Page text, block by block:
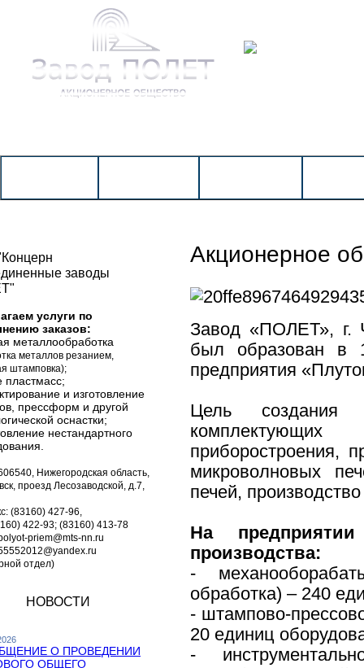
заводы
услуги по
заказов:
металлообработка
металлов резанием,
штамповка);
пластмасс;
и изготовление
прессформ и другой
оснастки;
нестандартного
Нижегородская область,
проезд Лесозаводской, д.7,
(83160) 427-96,
422-93; (83160) 413-78
priem@mts-nn.ru
отдел)
НОВОСТИ
О ПРОВЕДЕНИИ
ОБЩЕГО
Акционерное
Завод «ПОЛЕТ», г.
был образован в
предприятия
Цель создания
приборостроения,
микроволновых
печей,
На
производства:
-
обработка) – 240
- штампово-
20 единиц
-